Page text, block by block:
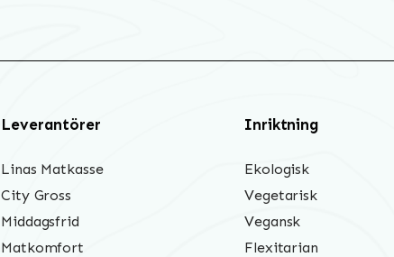
Leverantörer
Linas Matkasse
City Gross
Middagsfrid
Matkomfort
Inriktning
Ekologisk
Vegetarisk
Vegansk
Flexitarian